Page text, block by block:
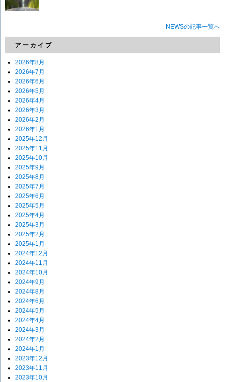
NEWSの記事一覧へ
アーカイブ
2026年8月
2026年7月
2026年6月
2026年5月
2026年4月
2026年3月
2026年2月
2026年1月
2025年12月
2025年11月
2025年10月
2025年9月
2025年8月
2025年7月
2025年6月
2025年5月
2025年4月
2025年3月
2025年2月
2025年1月
2024年12月
2024年11月
2024年10月
2024年9月
2024年8月
2024年6月
2024年5月
2024年4月
2024年3月
2024年2月
2024年1月
2023年12月
2023年11月
2023年10月